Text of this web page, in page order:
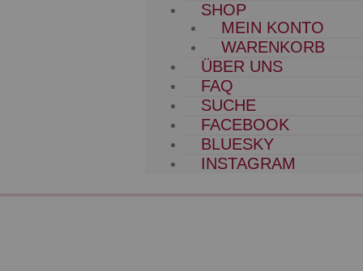
SHOP
MEIN KONTO
WARENKORB
ÜBER UNS
FAQ
SUCHE
FACEBOOK
BLUESKY
INSTAGRAM